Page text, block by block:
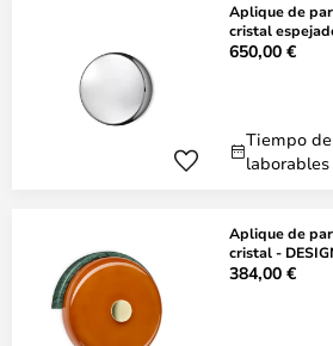
Aplique de
cristal
650,00 €
Tiempo
laborables
Aplique de
cristal -
384,00 €